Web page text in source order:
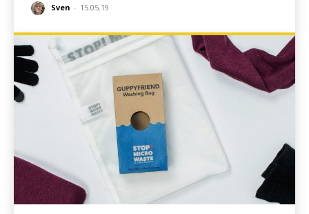
Sven - 15.05.19